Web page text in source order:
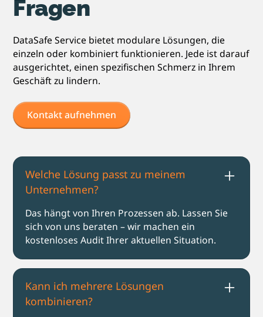
Fragen
DataSafe Service bietet modulare Lösungen, die
einzeln oder kombiniert funktionieren. Jede ist darauf
ausgerichtet, einen spezifischen Schmerz in Ihrem
Geschäft zu lindern.
Kontakt aufnehmen
Welche Lösung passt zu meinem
Unternehmen?
Das hängt von Ihren Prozessen ab. Lassen Sie
sich von uns beraten – wir machen ein
kostenloses Audit Ihrer aktuellen Situation.
Kann ich mehrere Lösungen
kombinieren?